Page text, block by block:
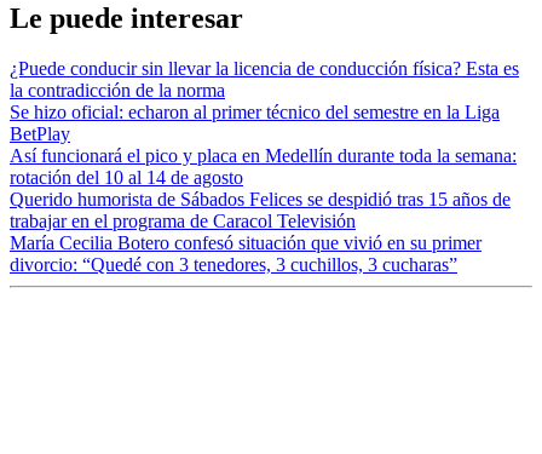
Le puede interesar
¿Puede conducir sin llevar la licencia de conducción física? Esta es
la contradicción de la norma
Se hizo oficial: echaron al primer técnico del semestre en la Liga
BetPlay
Así funcionará el pico y placa en Medellín durante toda la semana:
rotación del 10 al 14 de agosto
Querido humorista de Sábados Felices se despidió tras 15 años de
trabajar en el programa de Caracol Televisión
María Cecilia Botero confesó situación que vivió en su primer
divorcio: “Quedé con 3 tenedores, 3 cuchillos, 3 cucharas”